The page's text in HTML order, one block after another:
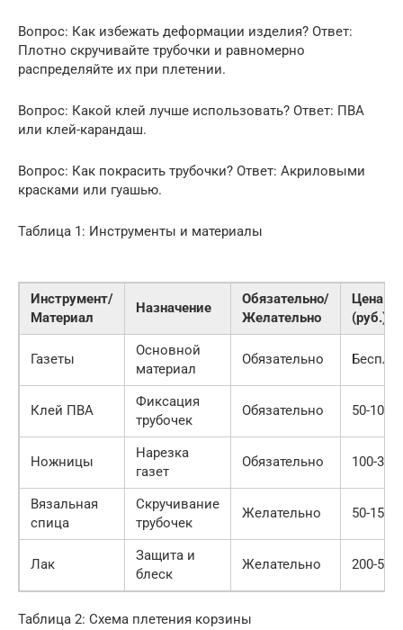
Вопрос: Как избежать деформации изделия? Ответ:
Плотно скручивайте трубочки и равномерно
распределяйте их при плетении.
Вопрос: Какой клей лучше использовать? Ответ: ПВА
или клей-карандаш.
Вопрос: Как покрасить трубочки? Ответ: Акриловыми
красками или гуашью.
Таблица 1: Инструменты и материалы
Инструмент/
Материал
Назначение
Обязательно/
Желательно
Цена
(руб.)
Газеты
Основной
материал
Обязательно
Клей ПВА
Фиксация
трубочек
Обязательно 50-100
Ножницы
Нарезка
газет
Обязательно 100-300
Вязальная
спица
Скручивание
трубочек
Желательно 50-150
Лак
Защита и
блеск
Желательно 200-500
Таблица 2: Схема плетения корзины